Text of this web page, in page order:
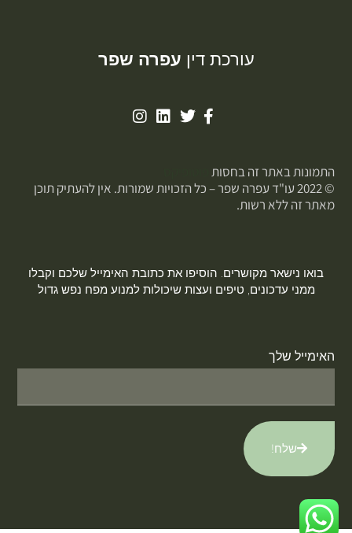
עורכת דין עפרה שפר
התמונות באתר זה בחסות
© 2022 עו"ד עפרה שפר – כל הזכויות שמורות. אין להעתיק תוכן
מאתר זה ללא רשות.
בואו נישאר מקושרים. הוסיפו את כתובת האימייל שלכם וקבלו
ממני עדכונים, טיפים ועצות שיכולות למנוע מפח נפש גדול
האימייל שלך
שלח!